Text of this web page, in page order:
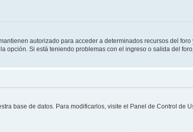
autorizado para acceder a determinados recursos del
Si está teniendo problemas con el ingreso o salida del
base de datos. Para modificarlos, visite el Panel de Control de